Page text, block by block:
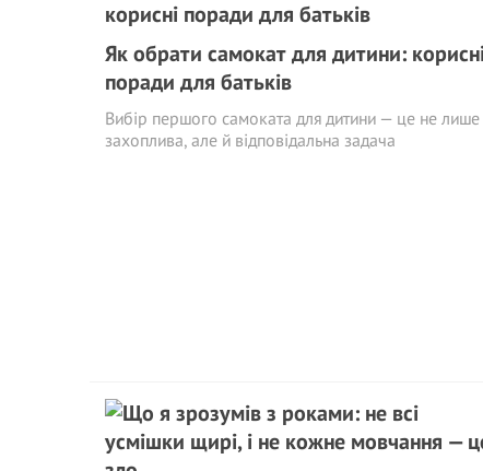
Як обрати самокат для дитини:
поради для батьків
Вибір першого самоката для дитини — це не лише
захоплива, але й відповідальна задача